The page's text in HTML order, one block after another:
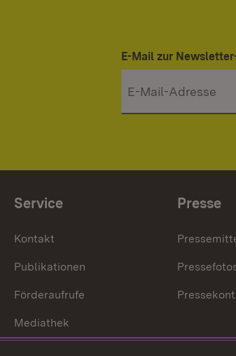
E-Mail zur
Service
Kontakt
Publikationen
Förderaufrufe
Mediathek
Presse